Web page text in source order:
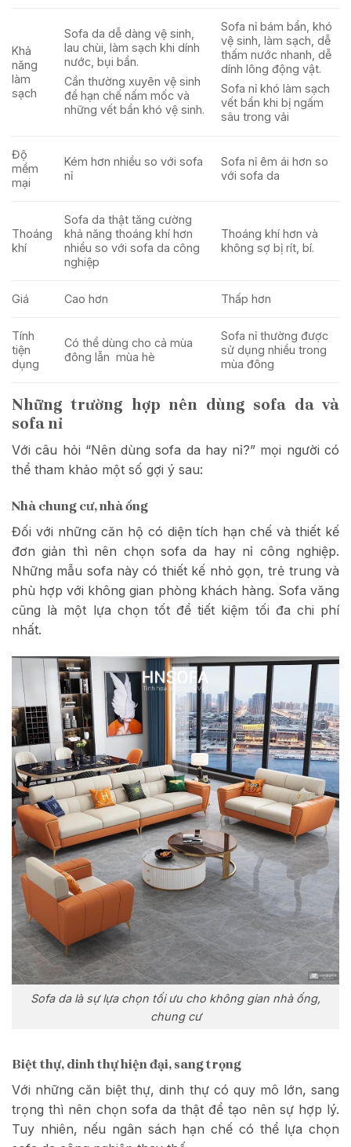
Khả
năng
làm
sạch
Sofa da dễ dàng vệ sinh,
lau chùi, làm sạch khi dính
nước, bụi bẩn.
Cần thường xuyên vệ sinh
để hạn chế nấm mốc và
những vết bẩn khó vệ sinh.
Sofa nỉ bám bẩn, khó
vệ sinh, làm sạch, dễ
thấm nước nhanh, dễ
dính lông động vật.
Sofa nỉ khó làm sạch
vết bẩn khi bị ngấm
sâu trong vải
Độ
mềm
mại
Kém hơn nhiều so với sofa
nỉ
Sofa nỉ êm ái hơn so
với sofa da
Thoáng
khí
Sofa da thật tăng cường
khả năng thoáng khí hơn
nhiều so với sofa da công
nghiệp
Thoáng khí hơn và
không sợ bị rít, bí.
Giá Cao hơn Thấp hơn
Tính
tiện
dụng
Có thể dùng cho cả mùa
đông lẫn mùa hè
Sofa nỉ thường được
sử dụng nhiều trong
mùa đông
Những trường hợp nên dùng sofa da và
sofa nỉ
Với câu hỏi “Nên dùng sofa da hay nỉ?” mọi người có
thể tham khảo một số gợi ý sau:
Nhà chung cư, nhà ống
Đối với những căn hộ có diện tích hạn chế và thiết kế
đơn giản thì nên chọn sofa da hay nỉ công nghiệp.
Những mẫu sofa này có thiết kế nhỏ gọn, trẻ trung và
phù hợp với không gian phòng khách hàng. Sofa văng
cũng là một lựa chọn tốt để tiết kiệm tối đa chi phí
nhất.
Sofa da là sự lựa chọn tối ưu cho không gian nhà ống,
chung cư
Biệt thự, dinh thự hiện đại, sang trọng
Với những căn biệt thự, dinh thự có quy mô lớn, sang
trọng thì nên chọn sofa da thật để tạo nên sự hợp lý.
Tuy nhiên, nếu ngân sách hạn chế có thể lựa chọn